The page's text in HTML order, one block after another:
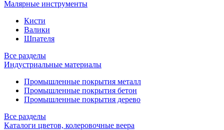
Малярные инструменты
Кисти
Валики
Шпателя
Все разделы
Индустриальные материалы
Промышленные покрытия металл
Промышленные покрытия бетон
Промышленные покрытия дерево
Все разделы
Каталоги цветов, колеровочные веера